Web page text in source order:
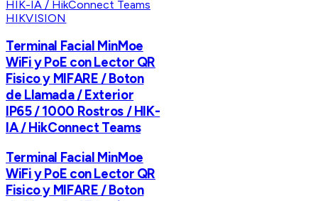
HIKVISION
Terminal Facial MinMoe
WiFi y PoE con Lector QR
Fisico y MIFARE / Boton
de Llamada / Exterior
IP65 / 1000 Rostros / HIK-
IA / HikConnect Teams
Terminal Facial MinMoe
WiFi y PoE con Lector QR
Fisico y MIFARE / Boton